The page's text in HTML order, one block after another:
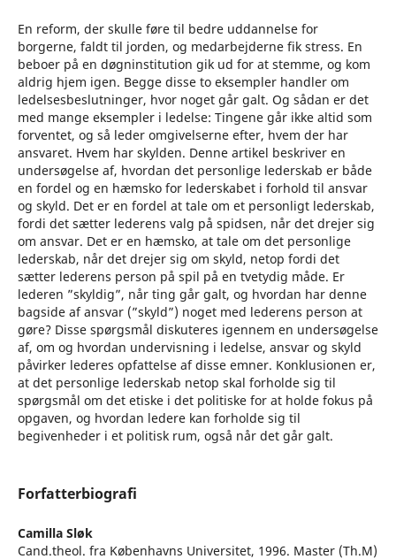
En reform, der skulle føre til bedre uddannelse for
borgerne, faldt til jorden, og medarbejderne fik stress. En
beboer på en døgninstitution gik ud for at stemme, og kom
aldrig hjem igen. Begge disse to eksempler handler om
ledelsesbeslutninger, hvor noget går galt. Og sådan er det
med mange eksempler i ledelse: Tingene går ikke altid som
forventet, og så leder omgivelserne efter, hvem der har
ansvaret. Hvem har skylden. Denne artikel beskriver en
undersøgelse af, hvordan det personlige lederskab er både
en fordel og en hæmsko for lederskabet i forhold til ansvar
og skyld. Det er en fordel at tale om et personligt lederskab,
fordi det sætter lederens valg på spidsen, når det drejer sig
om ansvar. Det er en hæmsko, at tale om det personlige
lederskab, når det drejer sig om skyld, netop fordi det
sætter lederens person på spil på en tvetydig måde. Er
lederen ”skyldig”, når ting går galt, og hvordan har denne
bagside af ansvar (”skyld”) noget med lederens person at
gøre? Disse spørgsmål diskuteres igennem en undersøgelse
af, om og hvordan undervisning i ledelse, ansvar og skyld
påvirker lederes opfattelse af disse emner. Konklusionen er,
at det personlige lederskab netop skal forholde sig til
spørgsmål om det etiske i det politiske for at holde fokus på
opgaven, og hvordan ledere kan forholde sig til
begivenheder i et politisk rum, også når det går galt.
Forfatterbiografi
Camilla Sløk
Cand.theol. fra Københavns Universitet, 1996. Master (Th.M)